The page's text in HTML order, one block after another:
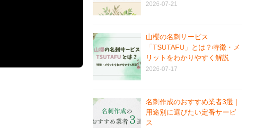
2026-07-21
山櫻の名刺サービス
「TSUTAFU」とは？特徴・メ
リットをわかりやすく解説
2026-07-17
名刺作成のおすすめ業者3選｜
用途別に選びたい定番サービ
ス